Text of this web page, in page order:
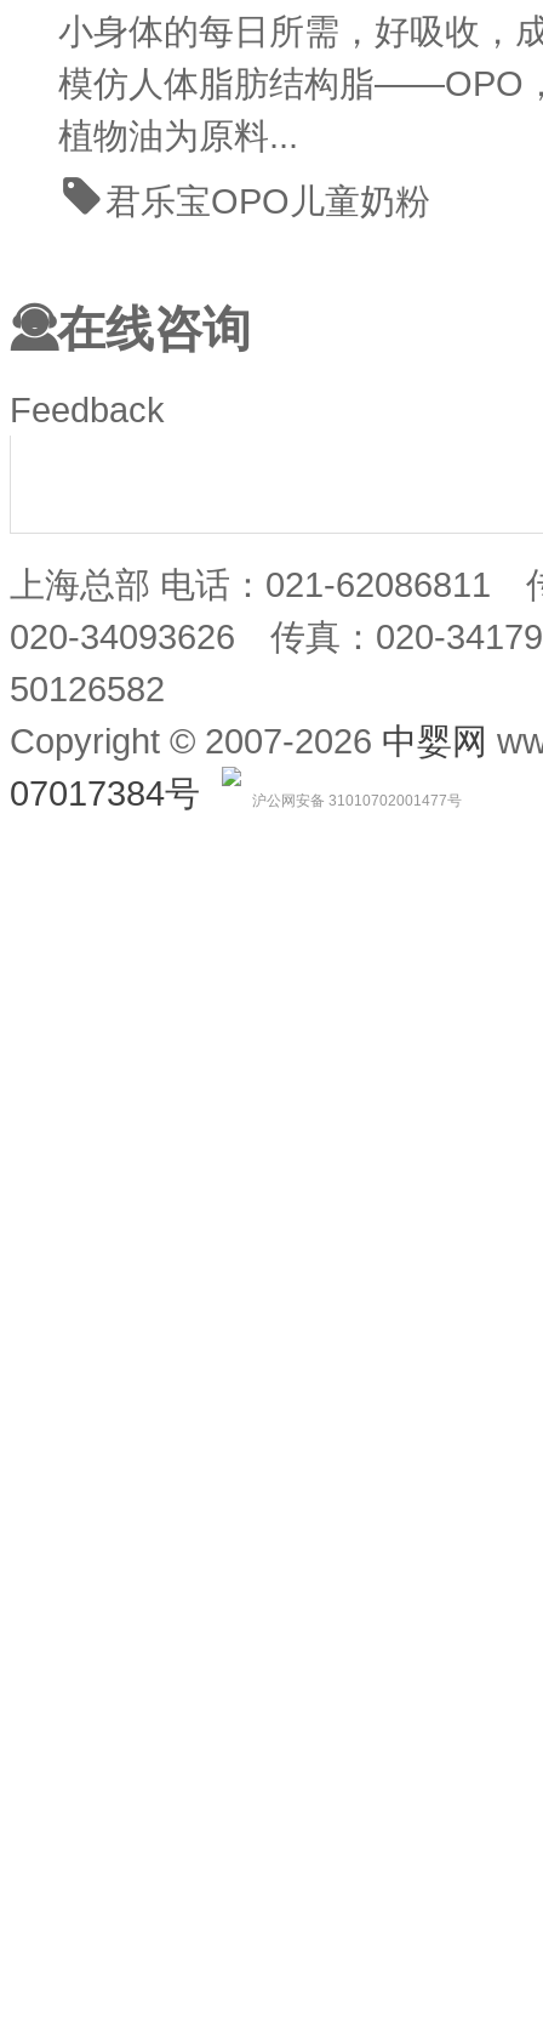
小身体的每日所需，好吸收，
模仿人体脂肪结构脂——OPO
植物油为原料...
君乐宝OPO 儿童奶粉
在线咨询
Feedback
上海总部 电话：021-
020-34093626 传真：020-
50126582
Copyright © 2007-2026 中婴网
07017384号
沪公网安备 31010702001477号